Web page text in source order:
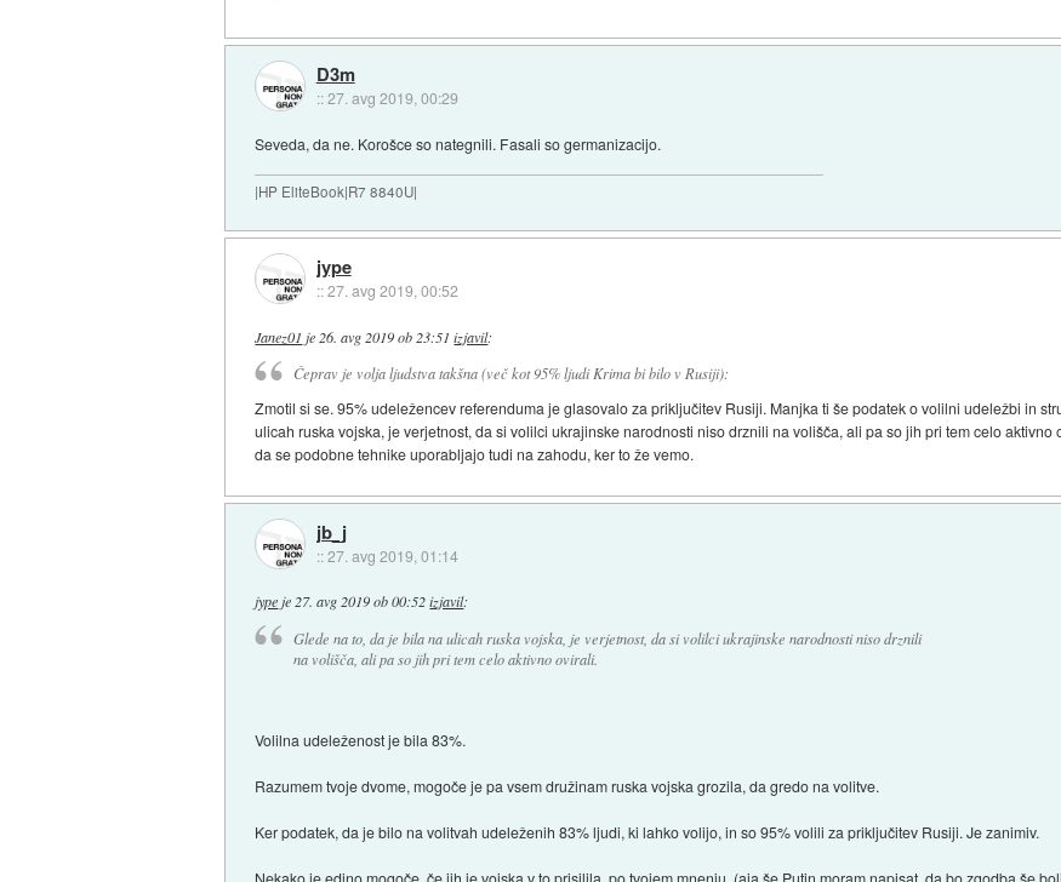
D3m
::27. avg 2019, 00:29
Seveda, da ne. Korošce so nategnili. Fasali so germanizacijo.
|HP EliteBook|R7 8840U|
jype
::27. avg 2019, 00:52
Janez01 je 26. avg 2019 ob 23:51 izjavil:
Čeprav je volja ljudstva takšna (več kot 95% ljudi Krima bi bilo v Rusiji):
Zmotil si se. 95% udeležencev referenduma je glasovalo za priključitev Rusiji. Manjka ti še podatek o volilni udeležbi in
ulicah ruska vojska, je verjetnost, da si volilci ukrajinske narodnosti niso drznili na volišča, ali pa so jih pri tem celo aktivno
da se podobne tehnike uporabljajo tudi na zahodu, ker to že vemo.
jb_j
::27. avg 2019, 01:14
jypeje27. avg 2019 ob 00:52 izjavil:
Glede na to, da je bila na ulicah ruska vojska, je verjetnost, da si volilci ukrajinske narodnosti niso drznili
na volišča, ali pa so jih pri tem celo aktivno ovirali.
Volilna udeleženost je bila 83%.
Razumem tvoje dvome, mogoče je pa vsem družinam ruska vojska grozila, da gredo na volitve.
Ker podatek, da je bilo na volitvah udeleženih 83% ljudi, ki lahko volijo, in so 95% volili za priključitev Rusiji. Je zanimiv.
Nekako je edino mogoče, če jih je vojska v to prisilila, po tvojem mnenju. (aja še Putin moram napisat, da bo zgodba še